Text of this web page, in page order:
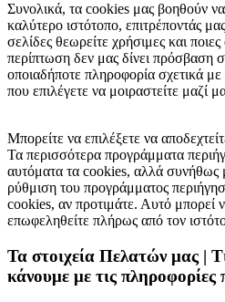
Συνολικά, τα cookies μας βοηθούν
καλύτερο ιστότοπο, επιτρέποντάς
σελίδες θεωρείτε χρήσιμες και
περίπτωση δεν μας δίνει πρόσβαση
οποιαδήποτε πληροφορία σχετικά
που επιλέγετε να μοιραστείτε μαζί
Μπορείτε να επιλέξετε να
Τα περισσότερα προγράμματα
αυτόματα τα cookies, αλλά συνήθως
ρύθμιση του προγράμματος
cookies, αν προτιμάτε. Αυτό μπορεί
επωφεληθείτε πλήρως από τον
Τα στοιχεία Πελατών μας |
κάνουμε με τις